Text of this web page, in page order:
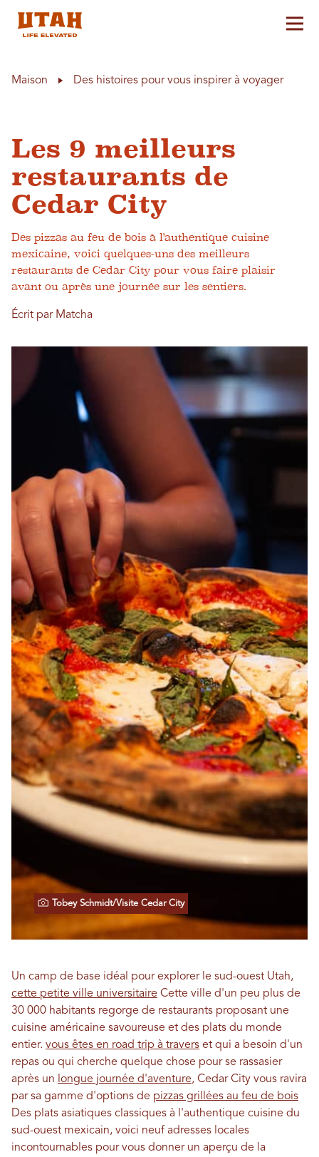
Maison Des histoires pour vous inspirer à voyager
Les 9 meilleurs
restaurants de
Cedar City
Des pizzas au feu de bois à l'authentique cuisine
mexicaine, voici quelques-uns des meilleurs
restaurants de Cedar City pour vous faire plaisir
avant ou après une journée sur les sentiers.
Écrit par Matcha
Tobey Schmidt/Visite Cedar City
Un camp de base idéal pour explorer le sud-ouest Utah,
cette petite ville universitaire Cette ville d'un peu plus de
30 000 habitants regorge de restaurants proposant une
cuisine américaine savoureuse et des plats du monde
entier. vous êtes en road trip à travers et qui a besoin d'un
repas ou qui cherche quelque chose pour se rassasier
après un longue journée d'aventure, Cedar City vous ravira
par sa gamme d'options de pizzas grillées au feu de bois
Des plats asiatiques classiques à l'authentique cuisine du
sud-ouest mexicain, voici neuf adresses locales
incontournables pour vous donner un aperçu de la